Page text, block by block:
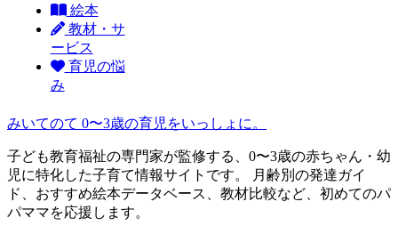
絵本
教材・サ
ービス
育児の悩
み
みいてのて 0〜3歳の育児をいっしょに。
子ども教育福祉の専門家が監修する、0〜3歳の赤ちゃん・幼
児に特化した子育て情報サイトです。 月齢別の発達ガイ
ド、おすすめ絵本データベース、教材比較など、初めてのパ
パママを応援します。